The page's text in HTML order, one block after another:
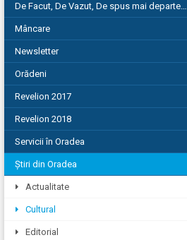
De Facut, De Vazut, De spus mai departe…
580
Mâncare
Newsletter
Orădeni
Revelion 2017
Revelion 2018
Servicii în Oradea
104
Știri din Oradea
1.127
Actualitate
Cultural
Editorial